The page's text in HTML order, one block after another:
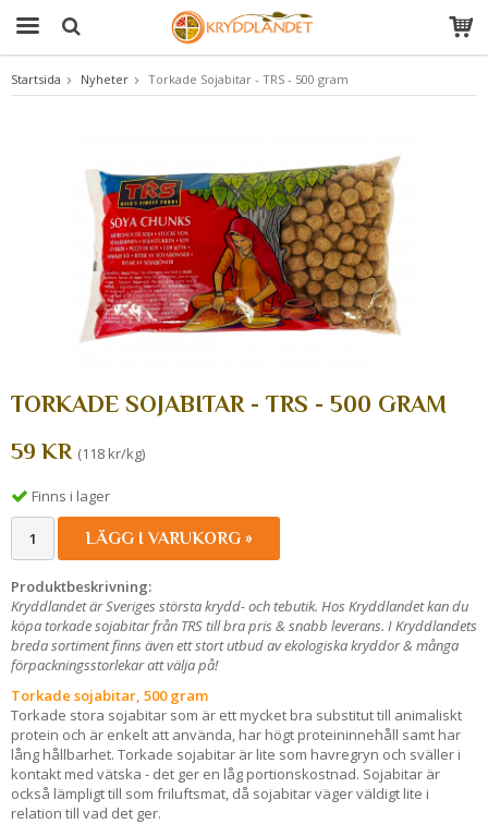
Produkten har blivit tillagd i varukorgen
Startsida Nyheter Torkade Sojabitar - TRS - 500 gram
TORKADE SOJABITAR - TRS - 500 GRAM
59 KR (118 kr/kg)
Finns i lager
LÄGG I VARUKORG »
Produktbeskrivning:
Kryddlandet är Sveriges största krydd- och tebutik. Hos Kryddlandet kan du
köpa torkade sojabitar från TRS till bra pris & snabb leverans. I Kryddlandets
breda sortiment finns även ett stort utbud av ekologiska kryddor & många
förpackningsstorlekar att välja på!
Torkade sojabitar, 500 gram
Torkade stora sojabitar som är ett mycket bra substitut till animaliskt
protein och är enkelt att använda, har högt proteininnehåll samt har
lång hållbarhet. Torkade sojabitar är lite som havregryn och sväller i
kontakt med vätska - det ger en låg portionskostnad. Sojabitar är
också lämpligt till som friluftsmat, då sojabitar väger väldigt lite i
relation till vad det ger.